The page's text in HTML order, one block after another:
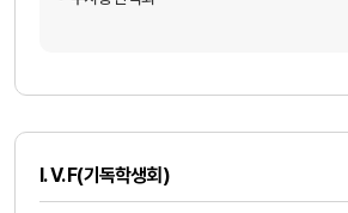
I. V. F(기독학생회)